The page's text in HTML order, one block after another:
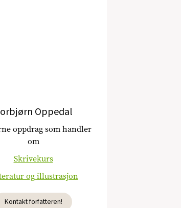
Oppedal
oppdrag som handler
om
Skrivekurs
og illustrasjon
Kontakt forfatteren!